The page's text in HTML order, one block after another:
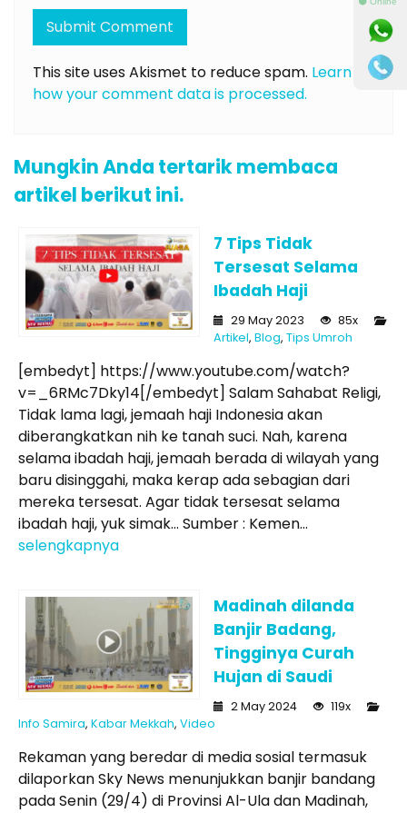
This site uses Akismet to reduce spam. Learn
how your comment data is processed.
Mungkin Anda tertarik membaca
artikel berikut ini.
7 Tips Tidak
Tersesat Selama
Ibadah Haji
29 May 2023
85x
Artikel, Blog, Tips Umroh
[embedyt] https://www.youtube.com/watch?
v=_6RMc7Dky14[/embedyt] Salam Sahabat Religi,
Tidak lama lagi, jemaah haji Indonesia akan
diberangkatkan nih ke tanah suci. Nah, karena
selama ibadah haji, jemaah berada di wilayah yang
baru disinggahi, maka kerap ada sebagian dari
mereka tersesat. Agar tidak tersesat selama
ibadah haji, yuk simak… Sumber : Kemen...
selengkapnya
Madinah dilanda
Banjir Badang,
Tingginya Curah
Hujan di Saudi
2 May 2024
119x
Info Samira, Kabar Mekkah, Video
Rekaman yang beredar di media sosial termasuk
dilaporkan Sky News menunjukkan banjir bandang
pada Senin (29/4) di Provinsi Al-Ula dan Madinah,